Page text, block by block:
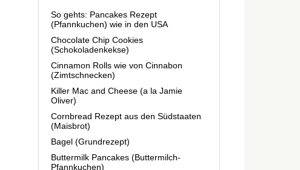
So gehts: Pancakes Rezept
(Pfannkuchen) wie in den USA
Chocolate Chip Cookies
(Schokoladenkekse)
Cinnamon Rolls wie von Cinnabon
(Zimtschnecken)
Killer Mac and Cheese (a la Jamie
Oliver)
Cornbread Rezept aus den Südstaaten
(Maisbrot)
Bagel (Grundrezept)
Buttermilk Pancakes (Buttermilch-
Pfannkuchen)